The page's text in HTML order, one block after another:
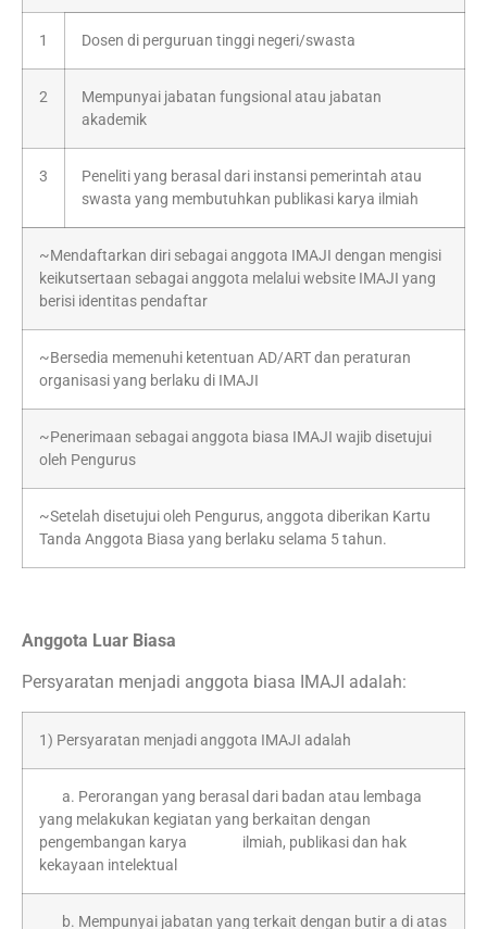
1 Dosen di perguruan tinggi negeri/swasta
2
Mempunyai jabatan fungsional atau jabatan
akademik
3
Peneliti yang berasal dari instansi pemerintah atau
swasta yang membutuhkan publikasi karya ilmiah
~Mendaftarkan diri sebagai anggota IMAJI dengan mengisi
keikutsertaan sebagai anggota melalui website IMAJI yang
berisi identitas pendaftar
~Bersedia memenuhi ketentuan AD/ART dan peraturan
organisasi yang berlaku di IMAJI
~Penerimaan sebagai anggota biasa IMAJI wajib disetujui
oleh Pengurus
~Setelah disetujui oleh Pengurus, anggota diberikan Kartu
Tanda Anggota Biasa yang berlaku selama 5 tahun.
Anggota Luar Biasa
Persyaratan menjadi anggota biasa IMAJI adalah:
1) Persyaratan menjadi anggota IMAJI adalah
a. Perorangan yang berasal dari badan atau lembaga
yang melakukan kegiatan yang berkaitan dengan
pengembangan karya ilmiah, publikasi dan hak
kekayaan intelektual
b. Mempunyai jabatan yang terkait dengan butir a di atas